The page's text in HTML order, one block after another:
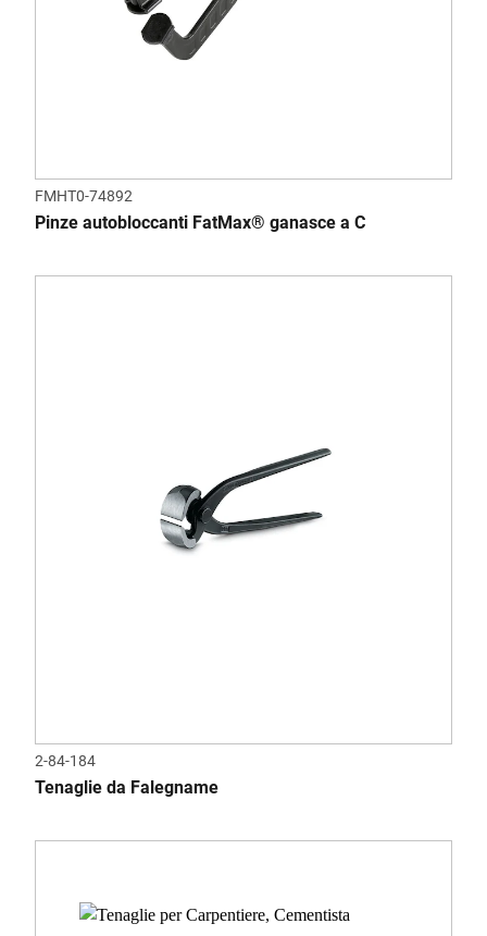
FMHT0-74892
Pinze autobloccanti FatMax® ganasce a C
2-84-184
Tenaglie da Falegname